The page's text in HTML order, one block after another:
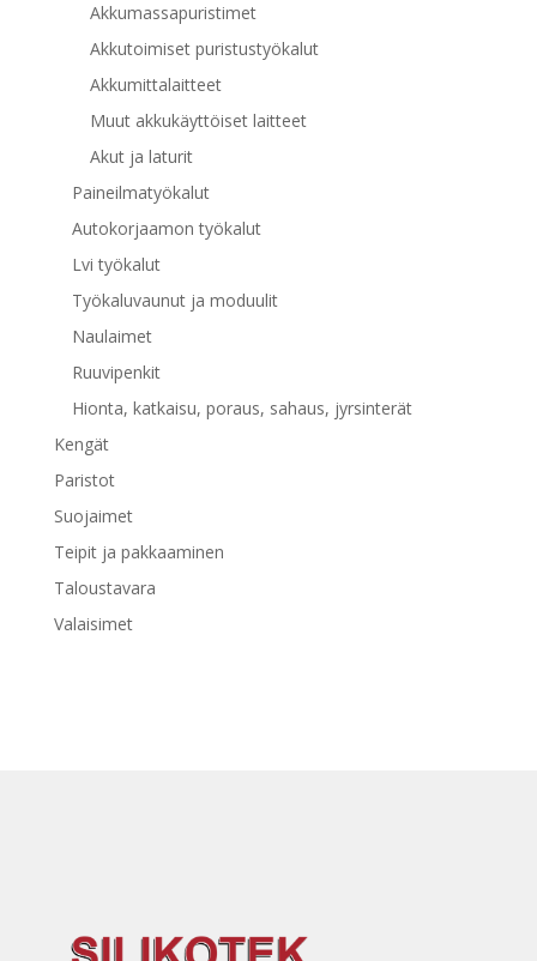
Akkumassapuristimet
Akkutoimiset puristustyökalut
Akkumittalaitteet
Muut akkukäyttöiset laitteet
Akut ja laturit
Paineilmatyökalut
Autokorjaamon työkalut
Lvi työkalut
Työkaluvaunut ja moduulit
Naulaimet
Ruuvipenkit
Hionta, katkaisu, poraus, sahaus, jyrsinterät
Kengät
Paristot
Suojaimet
Teipit ja pakkaaminen
Taloustavara
Valaisimet